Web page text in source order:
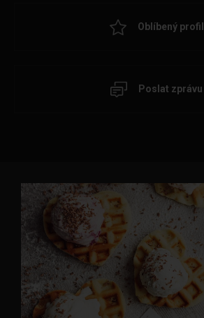
Oblíbený profil
Poslat zprávu